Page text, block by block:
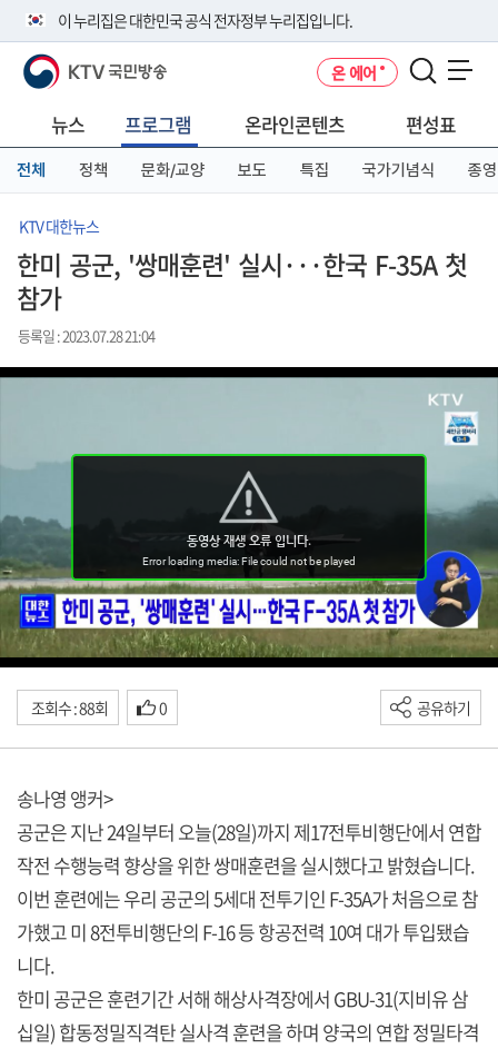
이 누리집은 대한민국 공식 전자정부 누리집입니다.
공식 누리집 주소 확인하기
니다.
이밖에 or.kr 또는 .kr등 다른 도메인 주소를 사용하고 있다면 아래 URL에
서 도메인 주소를 확인해 보세요
KTV 국민방송 온 에어
뉴스 프로그램 온라인콘텐츠 편성표
전체 정책 문화/교양 보도 특집 국가기념식 종영
KTV 대한뉴스
한미 공군, '쌍매훈련' 실시···한국 F-35A 첫
참가
등록일 : 2023.07.28 21:04
조회수 : 88회 0 공유하기
송나영 앵커>
공군은 지난 24일부터 오늘(28일)까지 제17전투비행단에서 연합
작전 수행능력 향상을 위한 쌍매훈련을 실시했다고 밝혔습니다.
이번 훈련에는 우리 공군의 5세대 전투기인 F-35A가 처음으로 참
가했고 미 8전투비행단의 F-16 등 항공전력 10여 대가 투입됐습
니다.
한미 공군은 훈련기간 서해 해상사격장에서 GBU-31(지비유 삼
십일) 합동정밀직격탄 실사격 훈련을 하며 양국의 연합 정밀타격